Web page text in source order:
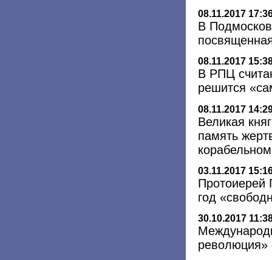
08.11.2017
В
08.11.2017
В РПЦ
решится
08.11.2017
Великая
память
03.11.2017
Протоиерей
год
30.10.2017
революция»